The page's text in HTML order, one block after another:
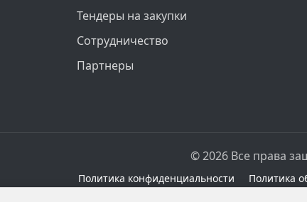
Тендеры на закупки
Сотрудничество
Партнеры
© 2026 Все права
Политика конфиденциальности Политика